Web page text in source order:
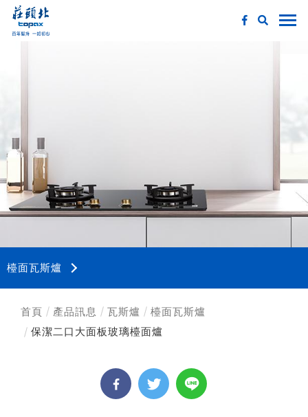
檯面瓦斯爐
首頁 產品訊息 瓦斯爐
檯面瓦斯爐
保潔二口大面板玻璃檯面爐